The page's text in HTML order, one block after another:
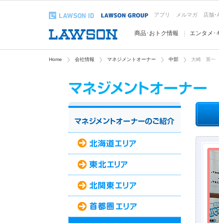
アプリ メルマガ 店舗･
商品･おトク情報 エンタメ･
Home 会社情報 マネジメントオーナー 中部 大崎 英一